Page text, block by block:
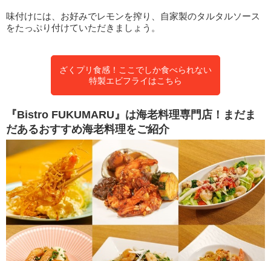
味付けには、お好みでレモンを搾り、自家製のタルタルソース
をたっぷり付けていただきましょう。
ざくプリ食感！ここでしか食べられない
特製エビフライはこちら
『Bistro FUKUMARU』は海老料理専門店！まだま
だあるおすすめ海老料理をご紹介